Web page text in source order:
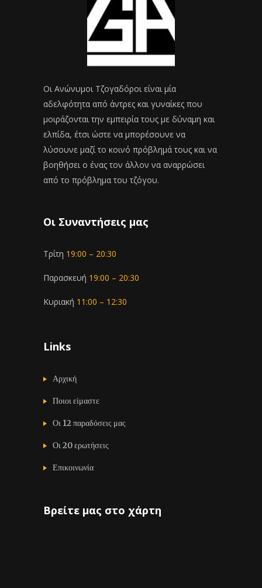
Οι Ανώνυμοι Τζογαδόροι είναι μία
αδελφότητα από άντρες και γυναίκες που
μοιράζονται την εμπειρία τους με δύναμη και
ελπίδα, έτσι ώστε να μπορέσουνε να
λύσουνε μαζί το κοινό πρόβλημά τους και να
βοηθήσει ο ένας τον άλλον να αναρρώσει
από το πρόβλημα του τζόγου.
Οι Συναντήσεις μας
Τρίτη 19:00 – 20:30
Παρασκευή 19:00 – 20:30
Κυριακή 11:00 – 12:30
Links
Αρχική
Ποιοι είμαστε
Οι 12 παραδόσεις μας
Οι 20 ερωτήσεις
Επικοινωνία
Βρείτε μας στο χάρτη